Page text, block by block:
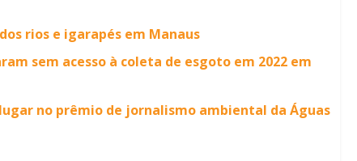
rios e igarapés em Manaus
sem acesso à coleta de esgoto em 2022 em
no prêmio de jornalismo ambiental da Águas